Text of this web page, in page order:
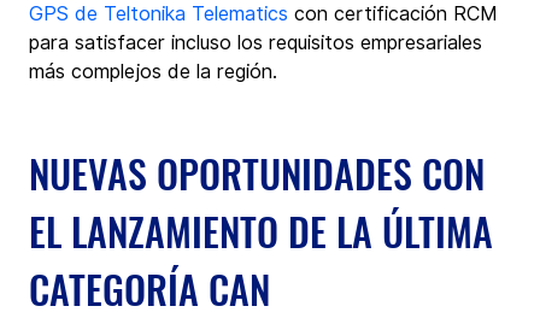
GPS de Teltonika Telematics con certificación RCM
para satisfacer incluso los requisitos empresariales
más complejos de la región.
NUEVAS OPORTUNIDADES CON
EL LANZAMIENTO DE LA ÚLTIMA
CATEGORÍA CAN